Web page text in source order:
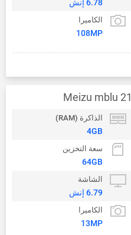
6.78 إنش
الكاميرا
108MP
Meizu mblu 21
الذاكرة (RAM)
4GB
سعة التخزين
64GB
الشاشة
6.79 إنش
الكاميرا
13MP